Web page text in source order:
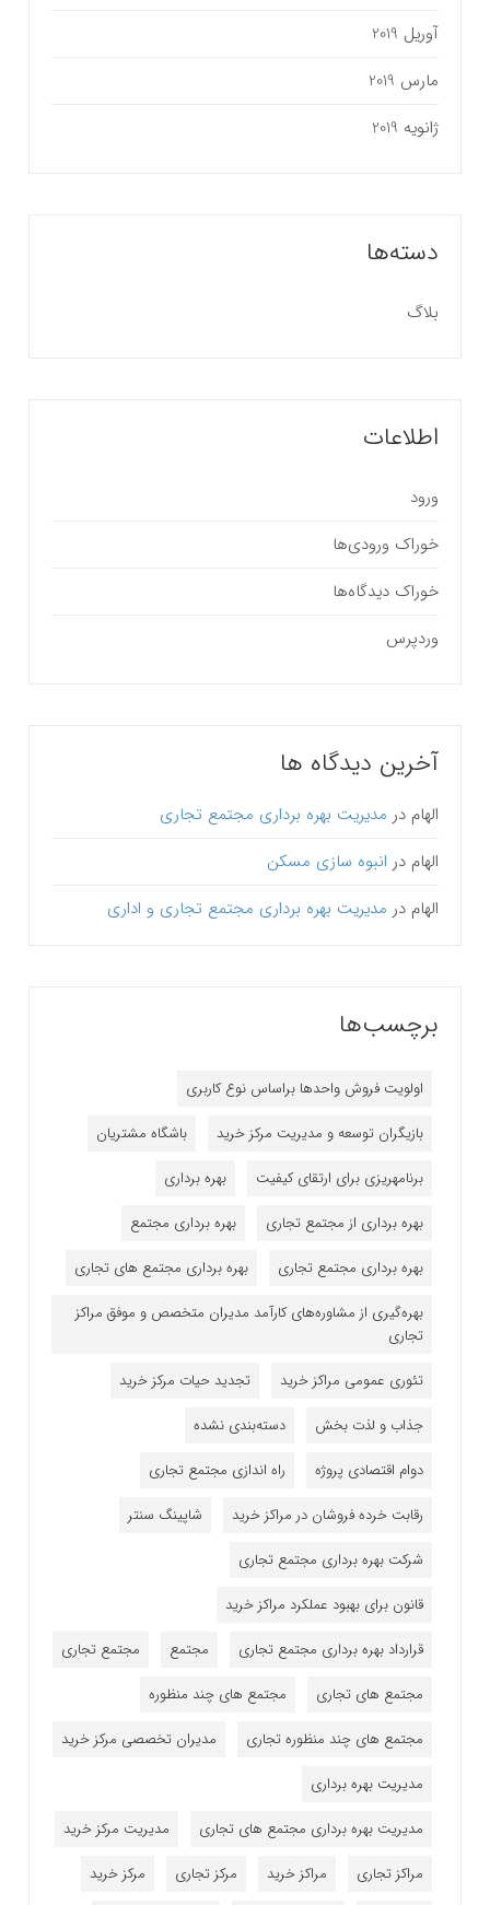
آوریل 2019
مارس 2019
ژانویه 2019
دسته‌ها
بلاگ
اطلاعات
ورود
خوراک ورودی‌ها
خوراک دیدگاه‌ها
وردپرس
آخرین دیدگاه ها
الهام در مدیریت بهره برداری مجتمع تجاری
الهام در انبوه سازی مسکن
الهام در مدیریت بهره برداری مجتمع تجاری و اداری
برچسب‌ها
اولویت فروش واحدها براساس نوع کاربری
بازیگران توسعه و مدیریت مرکز خرید
باشگاه مشتریان
برنامه‎ریزی برای ارتقای کیفیت
بهره برداری
بهره برداری از مجتمع تجاری
بهره برداری مجتمع
بهره برداری مجتمع تجاری
بهره برداری مجتمع های تجاری
بهره‌گیری از مشاوره‌های کارآمد مدیران متخصص و موفق مراکز
تجاری
تئوری عمومی مراکز خرید
تجدید حیات مرکز خرید
جذاب و لذت بخش
دسته‌بندی نشده
دوام اقتصادی پروژه
راه اندازی مجتمع تجاری
رقابت خرده فروشان در مراکز خرید
شاپینگ سنتر
شرکت بهره برداری مجتمع تجاری
قانون برای بهبود عملکرد مراکز خرید
قرارداد بهره برداری مجتمع تجاری
مجتمع
مجتمع تجاری
مجتمع های تجاری
مجتمع های چند منظوره
مجتمع های چند منظوره تجاری
مدیران تخصصی مرکز خرید
مدیریت بهره برداری
مدیریت بهره برداری مجتمع های تجاری
مدیریت مرکز خرید
مراکز تجاری
مراکز خرید مرکز تجاری
مرکز خرید